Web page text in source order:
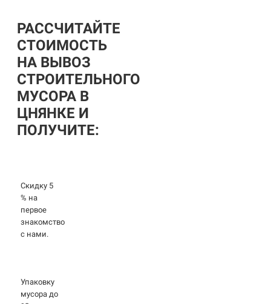
РАССЧИТАЙТЕ
СТОИМОСТЬ
НА ВЫВОЗ
СТРОИТЕЛЬНОГО
МУСОРА В
ЦНЯНКЕ И
ПОЛУЧИТЕ:
Скидку 5
% на
первое
знакомство
с нами.
Упаковку
мусора до